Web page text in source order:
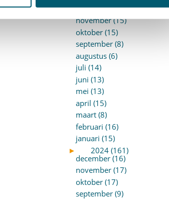
december (15)
november (15)
oktober (15)
september (8)
augustus (6)
juli (14)
juni (13)
mei (13)
april (15)
maart (8)
februari (16)
januari (15)
►
2024 (161)
december (16)
november (17)
oktober (17)
september (9)